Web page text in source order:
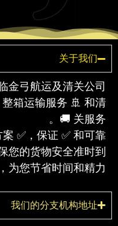
关于我们
弓航运及清关公司。
箱运输服务 🚢 和清
关服务 🚚。
，保证 ✅ 和可靠 ✅。
您的货物安全准时到
为您节省时间和精力 ⏱。
我们的分支机构地址